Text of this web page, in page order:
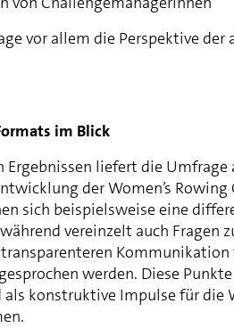
vor allem die Perspektive der
im Blick
Ergebnissen liefert die
der Women’s Rowing
sich beispielsweise eine
vereinzelt auch Fragen
Kommunikation
werden. Diese
als konstruktive Impulse für